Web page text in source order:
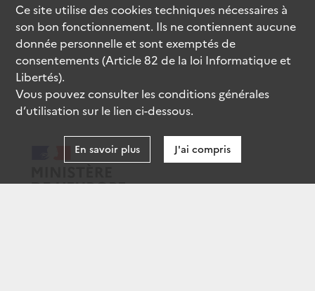
Ce site utilise descookiestechniques nécessaires à
son bon fonctionnement. Ils ne contiennent aucune
donnée personnelle et sont exemptés de
consentements (Article 82 de la loi Informatique et
Libertés).
Vous pouvez consulter les conditions générales
d’utilisation sur le lien ci-dessous.
En savoir plus J'ai compris